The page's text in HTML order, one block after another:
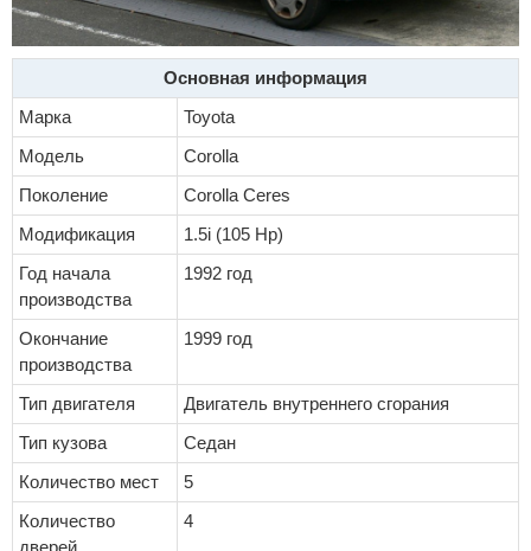
Основная информация
Марка
Toyota
Модель
Corolla
Поколение
Corolla Ceres
Модификация
1.5i (105 Hp)
Год начала
производства
1992 год
Окончание
производства
1999 год
Тип двигателя
Двигатель внутреннего сгорания
Тип кузова
Седан
Количество мест
5
Количество
дверей
4